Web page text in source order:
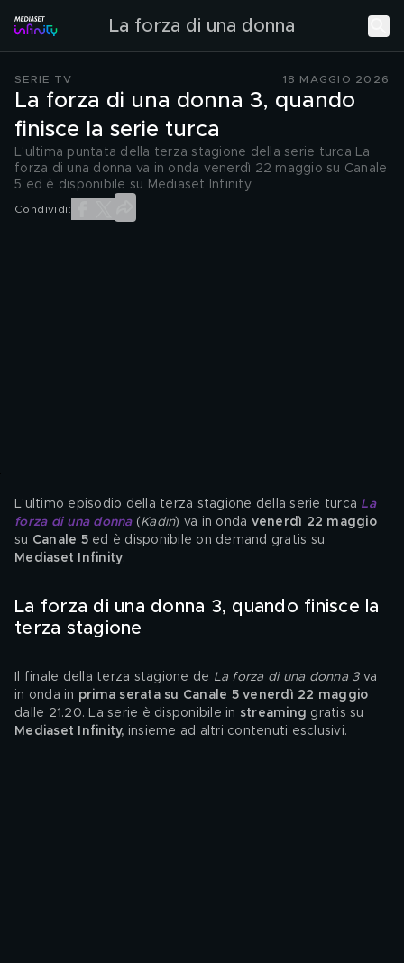
La forza di una donna
SERIE TV 18 MAGGIO 2026
La forza di una donna 3, quando
finisce la serie turca
L'ultima puntata della terza stagione della serie turca La
forza di una donna va in onda venerdì 22 maggio su Canale
5 ed è disponibile su Mediaset Infinity
Condividi:
L'ultimo episodio della terza stagione della serie turca La
forza di una donna (Kadın) va in onda venerdì 22 maggio
su Canale 5 ed è disponibile on demand gratis su
Mediaset Infinity.
La forza di una donna 3, quando finisce la
terza stagione
Il finale della terza stagione de La forza di una donna 3 va
in onda in prima serata su Canale 5 venerdì 22 maggio
dalle 21.20. La serie è disponibile in streaming gratis su
Mediaset Infinity, insieme ad altri contenuti esclusivi.